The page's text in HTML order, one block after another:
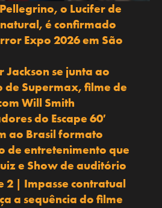
o Lucifer de
é confirmado
Expo 2026 em São
Jackson se junta ao
de Supermax, filme de
Will Smith
do Escape 60′
ao Brasil formato
de entretenimento que
e Show de auditório
2 | Impasse contratual
a sequência do filme